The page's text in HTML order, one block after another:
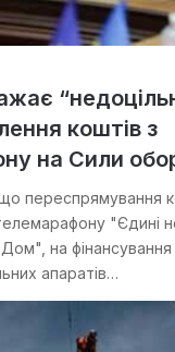
коштів з
на Сили
переспрямування
"Єдині
на фінансування
апаратів…